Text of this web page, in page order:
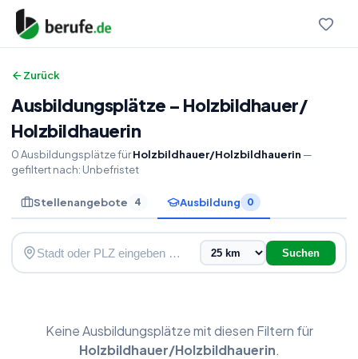
Zurück
Ausbildungsplätze – Holzbildhauer/
Holzbildhauerin
0AusbildungsplätzefürHolzbildhauer/Holzbildhauerin —
gefiltert nach: Unbefristet
Stellenangebote 4 Ausbildung 0
Suchen
KeineAusbildungsplätzemit diesen Filtern für
Holzbildhauer/Holzbildhauerin.